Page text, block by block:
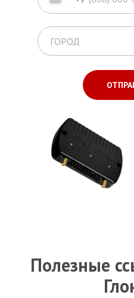
Полезные